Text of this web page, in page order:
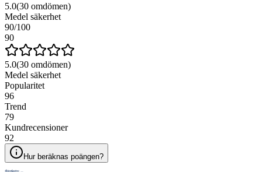
5.0(30 omdömen)
Medel säkerhet
90/100
90
5.0(30 omdömen)
Medel säkerhet
Popularitet
96
Trend
79
Kundrecensioner
92
Hur beräknas poängen?